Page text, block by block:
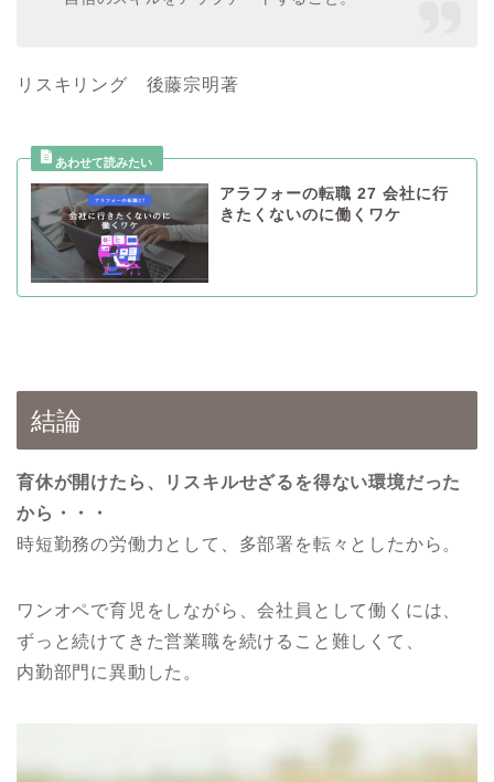
リスキリング 後藤宗明著
アラフォーの転職 27 会社に行
きたくないのに働くワケ
結論
育休が開けたら、リスキルせざるを得ない環境だった
から・・・
時短勤務の労働力として、多部署を転々としたから。
ワンオペで育児をしながら、会社員として働くには、
ずっと続けてきた営業職を続けること難しくて、
内勤部門に異動した。